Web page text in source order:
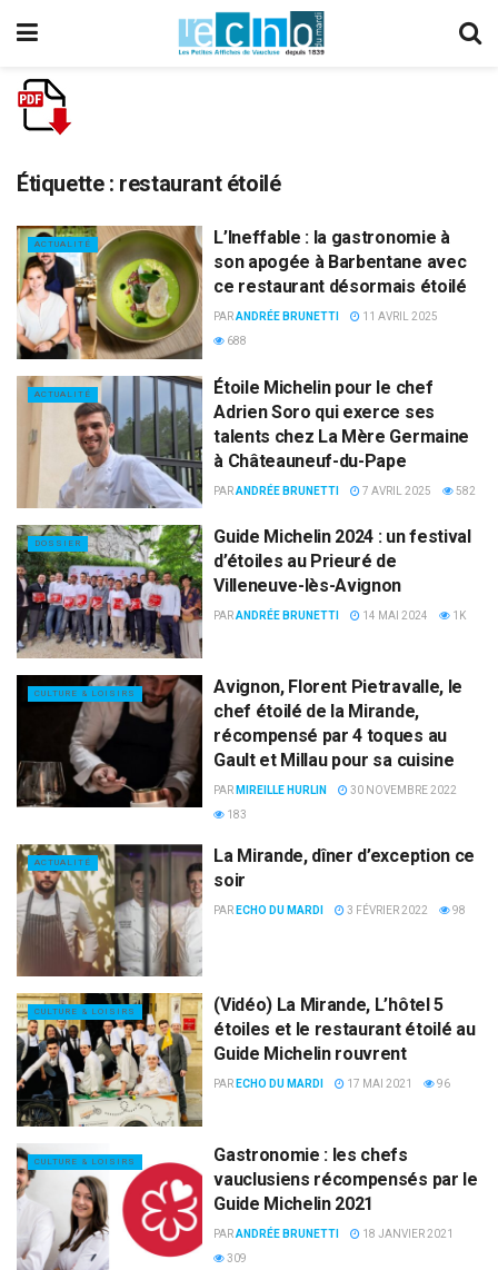
Étiquette : restaurant étoilé
ACTUALITÉ
L’Ineffable : la gastronomie à
son apogée à Barbentane avec
ce restaurant désormais étoilé
PARANDRÉE BRUNETTI
11 AVRIL 2025
688
ACTUALITÉ
Étoile Michelin pour le chef
Adrien Soro qui exerce ses
talents chez La Mère Germaine
à Châteauneuf-du-Pape
PARANDRÉE BRUNETTI 7 AVRIL 2025 582
DOSSIER
Guide Michelin 2024 : un festival
d’étoiles au Prieuré de
Villeneuve-lès-Avignon
PARANDRÉE BRUNETTI 14 MAI 2024 1K
CULTURE & LOISIRS
Avignon, Florent Pietravalle, le
chef étoilé de la Mirande,
récompensé par 4 toques au
Gault et Millau pour sa cuisine
PAR MIREILLE HURLIN
30 NOVEMBRE 2022
183
ACTUALITÉ
La Mirande, dîner d’exception ce
soir
PAR ECHO DU MARDI 3 FÉVRIER 2022 98
CULTURE & LOISIRS
(Vidéo) La Mirande, L’hôtel 5
étoiles et le restaurant étoilé au
Guide Michelin rouvrent
PAR ECHO DU MARDI 17 MAI 2021 96
CULTURE & LOISIRS
Gastronomie : les chefs
vauclusiens récompensés par le
Guide Michelin 2021
PARANDRÉE BRUNETTI
18 JANVIER 2021
309